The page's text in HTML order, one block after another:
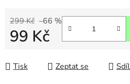
299 Kč –66 %
99 Kč
Tisk Zeptat se